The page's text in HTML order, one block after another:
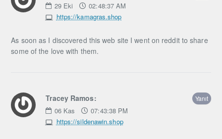
29 Eki
02:48:37 AM
https://kamagras.shop
As soon as I discovered this web site I went on reddit to share
some of the love with them.
Tracey Ramos:
06 Kas
07:43:38 PM
https://sildenawin.shop
Yanıt